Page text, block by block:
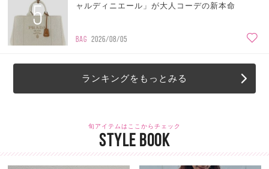
5
ャルディニエール」が大人コーデの新本命
BAG 2026/08/05
ランキングをもっとみる
旬アイテムはここからチェック
STYLE BOOK